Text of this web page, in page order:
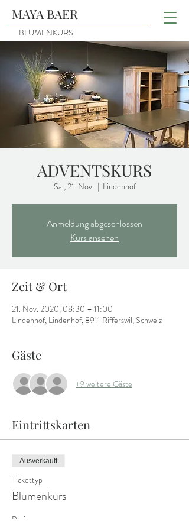
MAYA BAER
BLUMENKURS
ADVENTSKURS
Sa., 21. Nov.
  |
Lindenhof
Anmeldung abgeschlossen
Kurs ansehen
Zeit & Ort
21. Nov. 2020, 08:30 – 11:00
Lindenhof, Lindenhof, 8911 Rifferswil, Schweiz
Gäste
+9 weitere Gäste
Eintrittskarten
Ausverkauft
Tickettyp
Blumenkurs
Preis